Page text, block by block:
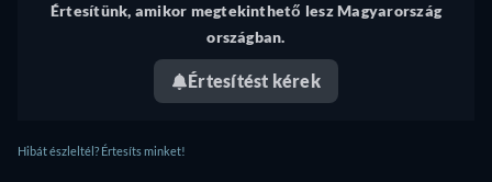
Értesítünk, amikor megtekinthető lesz Magyarország
országban.
Értesítést kérek
Hibát észleltél? Értesíts minket!